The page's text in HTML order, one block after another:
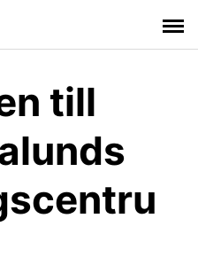
till